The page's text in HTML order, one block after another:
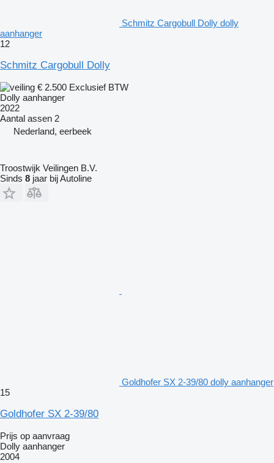
Schmitz Cargobull Dolly dolly
aanhanger
12
Schmitz Cargobull Dolly
€ 2.500 Exclusief BTW
Dolly aanhanger
2022
Aantal assen 2
Nederland, eerbeek
Troostwijk Veilingen B.V.
Sinds 8 jaar bij Autoline
Goldhofer SX 2-39/80 dolly aanhanger
15
Goldhofer SX 2-39/80
Prijs op aanvraag
Dolly aanhanger
2004